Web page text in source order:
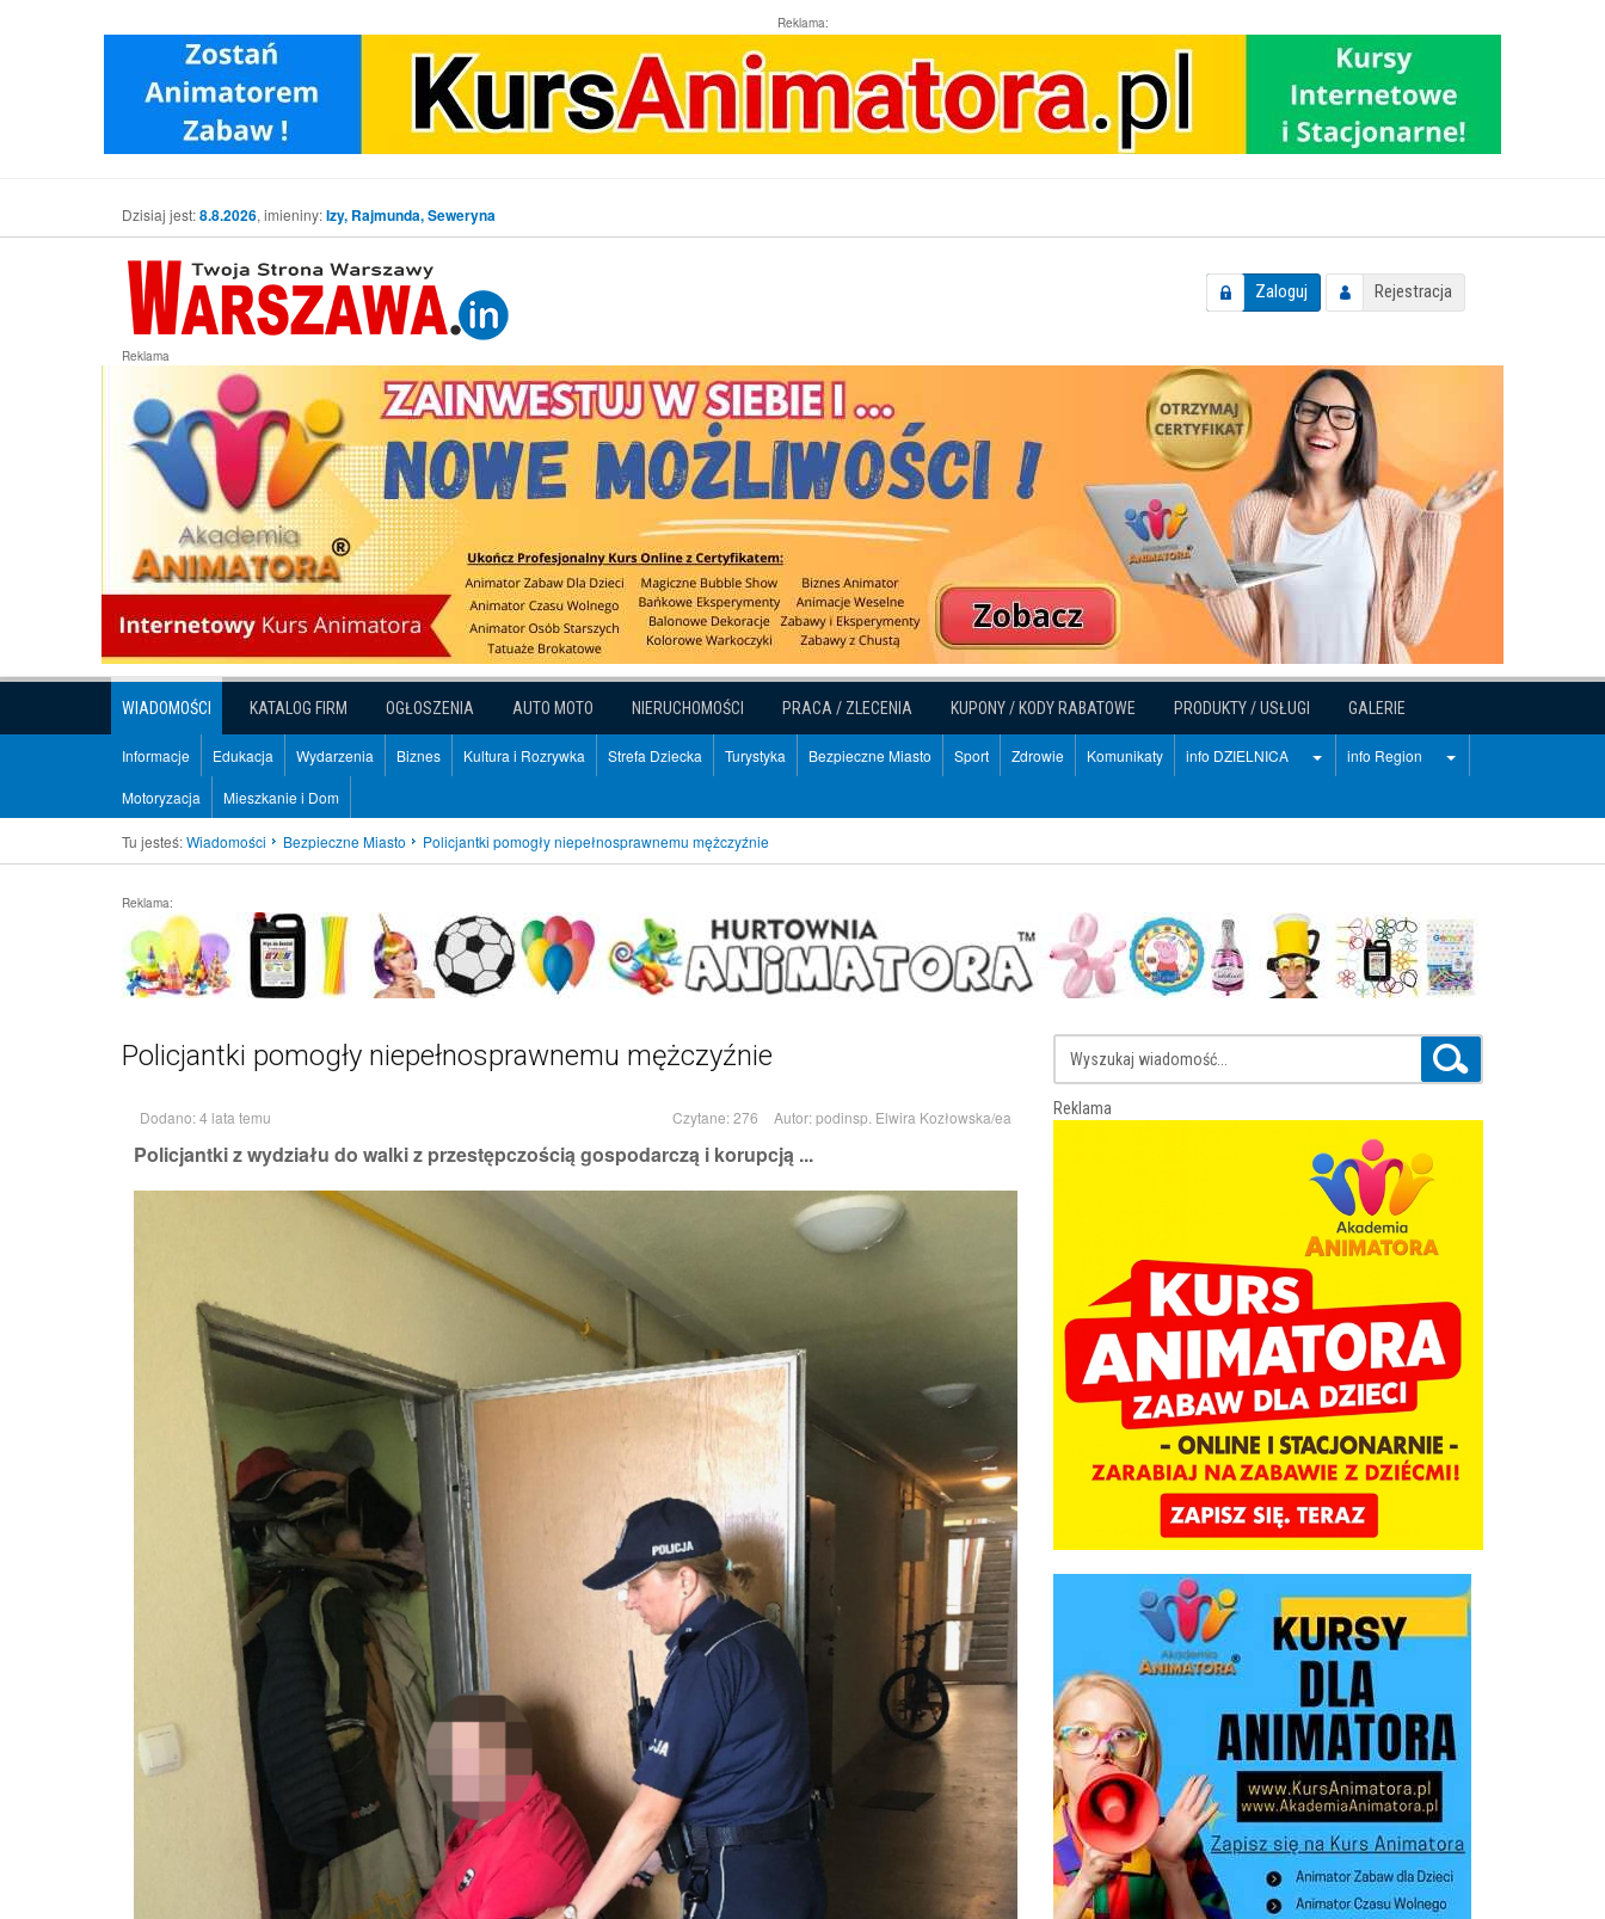
Reklama:
Dzisiaj jest:8.8.2026, imieniny:Izy, Rajmunda, Seweryna
Zaloguj Rejestracja
Reklama
WIADOMOŚCI KATALOG FIRM OGŁOSZENIA AUTO MOTO NIERUCHOMOŚCI PRACA / ZLECENIA KUPONY / KODY RABATOWE PRODUKTY / USŁUGI GALERIE
Informacje Edukacja Wydarzenia Biznes Kultura i Rozrywka Strefa Dziecka Turystyka Bezpieczne Miasto Sport Zdrowie Komunikaty info DZIELNICA info Region
Motoryzacja Mieszkanie i Dom
Tu jesteś:Wiadomości Bezpieczne Miasto Policjantki pomogły niepełnosprawnemu mężczyźnie
Reklama:
Policjantki pomogły niepełnosprawnemu mężczyźnie
Dodano: 4 lata temu Czytane: 276 Autor:podinsp. Elwira Kozłowska/ea
Policjantki z wydziału do walki z przestępczością gospodarczą i korupcją ...
Reklama